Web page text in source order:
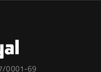
0001-69